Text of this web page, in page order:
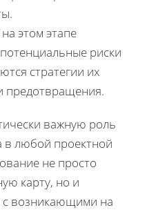
на этом этапе
риски
стратегии их
предотвращения.
важную роль
в любой проектной
не просто
карту, но и
с возникающими на